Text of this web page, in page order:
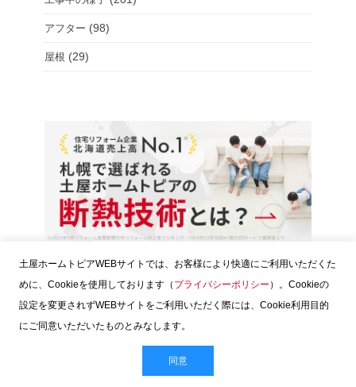
アフター (98)
屋根 (29)
土屋ホームトピアWEBサイトでは、お客様により快適にご利用いただくた
めに、Cookieを使用しております（ プライバシーポリシー ）。Cookieの
設定を変更されずWEBサイトをご利用いただく際には、Cookie利用目的
にご同意いただいたものとみなします。
同意